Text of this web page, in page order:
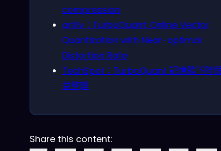
compression
arXiv：TurboQuant: Online Vector
Quantization with Near-optimal
Distortion Rate
TechSpot：TurboQuant 記憶體下降
益整理
Share this content: